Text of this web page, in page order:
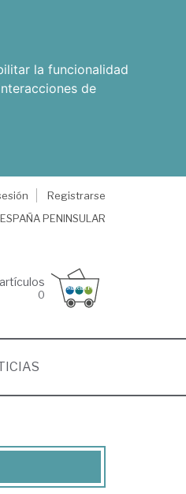
la funcionalidad
de
Registrarse
ESPAÑA PENINSULAR
artículos
0